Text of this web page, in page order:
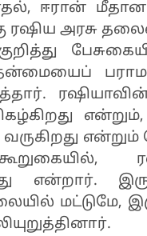
ஈரான்
ரஷிய அரசு
என்றும்
என்றார்.
மட்டுமே,